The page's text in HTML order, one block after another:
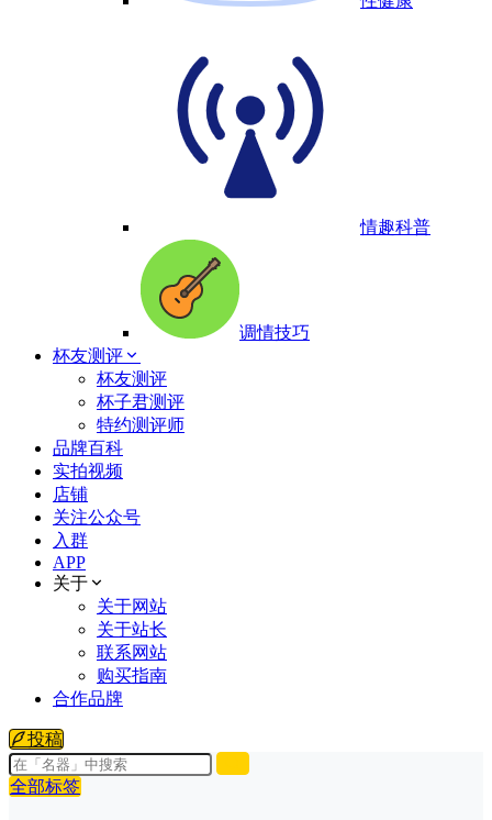
情趣科普
调情技巧
杯友测评
杯友测评
杯子君测评
特约测评师
品牌百科
实拍视频
店铺
关注公众号
入群
APP
关于
关于网站
关于站长
联系网站
购买指南
合作品牌
投稿
全部标签